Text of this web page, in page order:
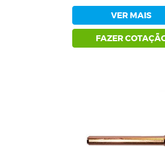
VER MAIS
FAZER